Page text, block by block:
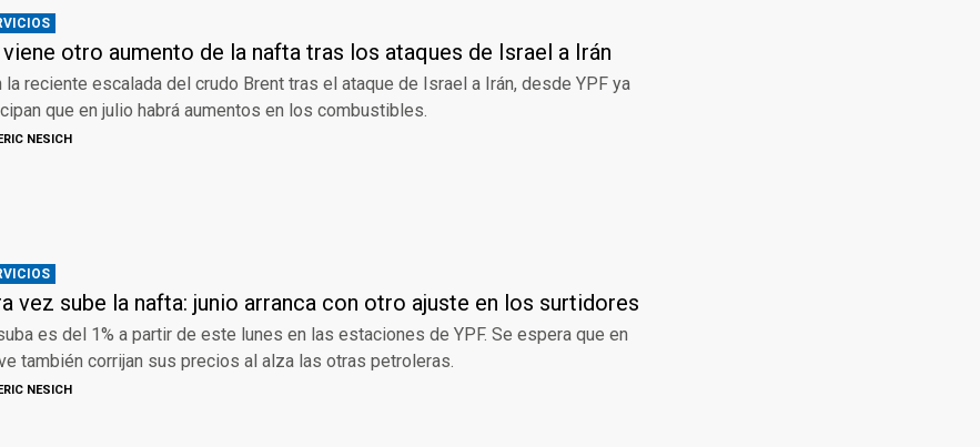
viene otro aumento de la nafta tras los ataques de Israel a Irán
la reciente escalada del crudo Brent tras el ataque de Israel a Irán, desde YPF ya
que en julio habrá aumentos en los combustibles.
ERIC NESICH
vez sube la nafta: junio arranca con otro ajuste en los surtidores
es del 1% a partir de este lunes en las estaciones de YPF. Se espera que en
también corrijan sus precios al alza las otras petroleras.
ERIC NESICH